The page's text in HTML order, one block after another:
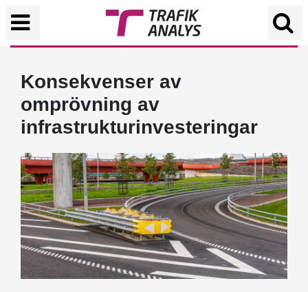
Konsekvenser av
omprövning av
infrastrukturinvesteringar